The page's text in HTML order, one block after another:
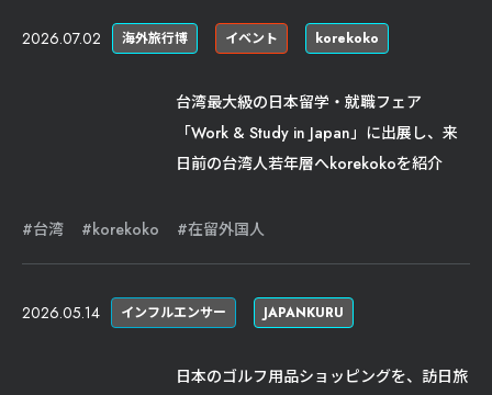
korekoko
イベント
海外旅行博
2026.07.02
台湾最大級の日本留学・就職フェア
「Work & Study in Japan」に出展し、来
日前の台湾人若年層へkorekokoを紹介
台湾 korekoko 在留外国人
JAPANKURU
インフルエンサー
2026.05.14
日本のゴルフ用品ショッピングを、訪日旅